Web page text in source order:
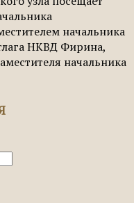
начальника
НКВД Фирина,
начальника